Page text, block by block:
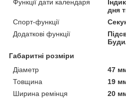
Функції дати календаря
дня
Спорт-функції
Додаткові функції
Габаритні розміри
Діаметр
47
Товщина
19
Ширина ремінця
20